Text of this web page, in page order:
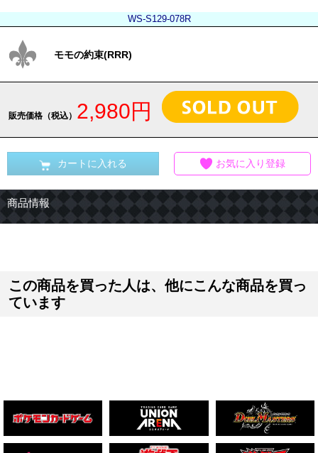
WS-S129-078R
モモの約束(RRR)
販売価格（税込） 2,980円
カートに入れる お気に入り登録
商品情報
この商品を買った人は、他にこんな商品を買っ
ています